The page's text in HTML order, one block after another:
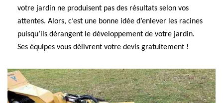
votre jardin ne produisent pas des résultats selon vos
attentes. Alors, c’est une bonne idée d’enlever les racines
puisqu’ils dérangent le développement de votre jardin.
Ses équipes vous délivrent votre devis gratuitement !